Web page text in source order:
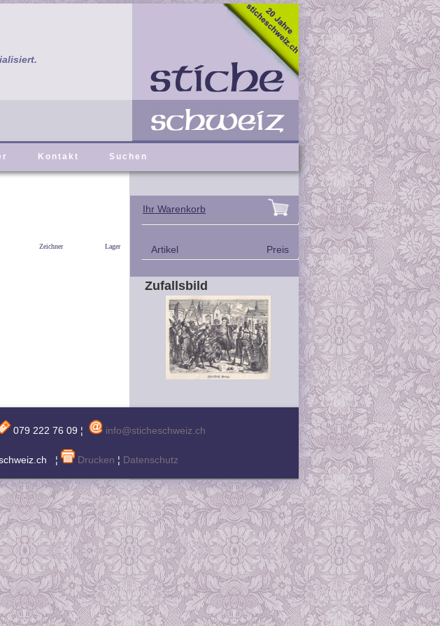
Kontakt Suchen
Zeichner Lager
Ihr Warenkorb
Artikel Preis
Zufallsbild
079 222 76 09 ¦ info@sticheschweiz.ch
¦ Drucken ¦ Datenschutz